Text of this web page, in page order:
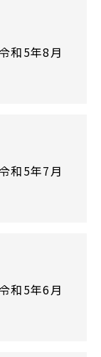
和5年8月
和5年7月
和5年6月